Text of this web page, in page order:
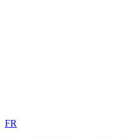
FR